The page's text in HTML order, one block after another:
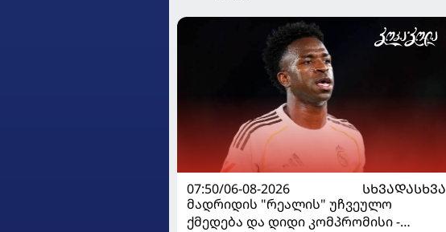
07:50/06-08-2026
ᲡᲮᲕᲐᲓᲐᲡᲮᲕᲐ
მადრიდის "რეალის" უჩვეულო
ქმედება და დიდი კომპრომისი -